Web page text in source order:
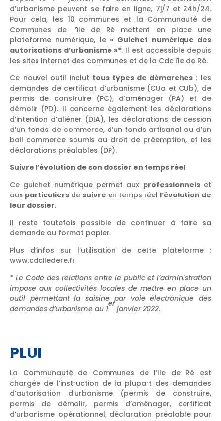
d’urbanisme peuvent se faire en ligne, 7j/7 et 24h/24.
Pour cela, les 10 communes et la Communauté de
Communes de l’île de Ré mettent en place une
plateforme numérique, le « Guichet numérique des
autorisations d’urbanisme »*. Il est accessible depuis
les sites Internet des communes et de la Cdc île de Ré.
Ce nouvel outil inclut tous types de démarches: les
demandes de certificat d’urbanisme (CUa et CUb), de
permis de construire (PC), d’aménager (PA) et de
démolir (PD). Il concerne également les déclarations
d’intention d’aliéner (DIA), les déclarations de cession
d’un fonds de commerce, d’un fonds artisanal ou d’un
bail commerce soumis au droit de préemption, et les
déclarations préalables (DP).
Suivre l’évolution de son dossier en temps réel
Ce guichet numérique permet aux professionnelset
aux particuliers de suivre en temps réel l’évolution de
leur dossier.
Il reste toutefois possible de continuer à faire sa
demande au format papier.
Plus d’infos sur l’utilisation de cette plateforme :
www.cdciledere.fr
* Le Code des relations entre le public et l’administration
impose aux collectivités locales de mettre en place un
outil permettant la saisine par voie électronique des
demandes d’urbanisme au 1
er
janvier 2022.
PLUI
La Communauté de Communes de l’Ile de Ré est
chargée de l’instruction de la plupart des demandes
d’autorisation d’urbanisme (permis de construire,
permis de démolir, permis d’aménager, certificat
d’urbanisme opérationnel, déclaration préalable pour